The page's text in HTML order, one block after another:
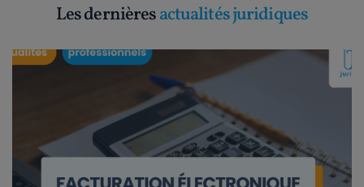
Les dernièresactualités juridiques